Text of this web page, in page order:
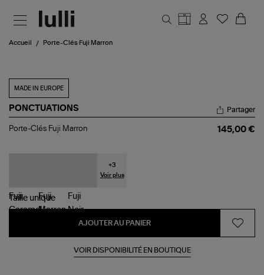
Accueil Porte-Clés Fuji Marron
MADE IN EUROPE
PONCTUATIONS
Porte-
Partager
Porte-Clés Fuji Marron 145,00 €
+3
Voir plus
Taille unique
AJOUTER AU PANIER
VOIR DISPONIBILITÉ EN BOUTIQUE